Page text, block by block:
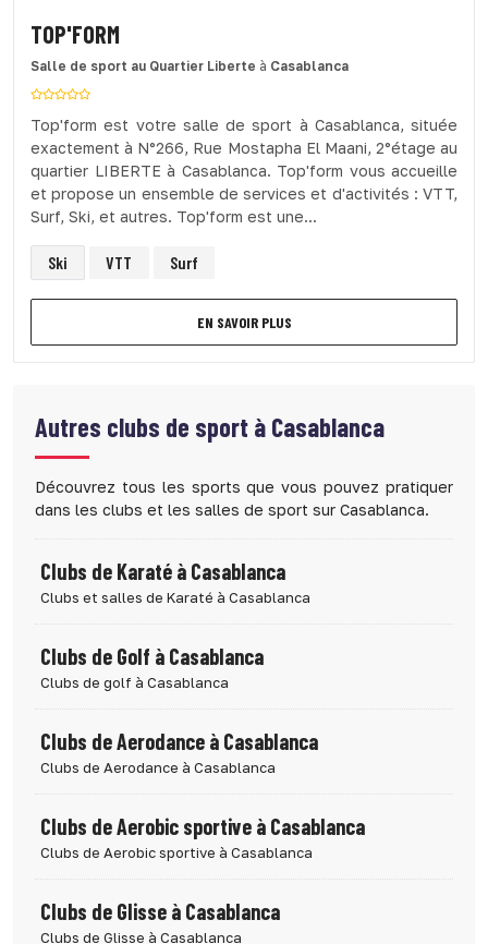
TOP'FORM
Salle de sport au Quartier Liberte à Casablanca
Top'form est votre salle de sport à Casablanca, située
exactement à N°266, Rue Mostapha El Maani, 2°étage au
quartier LIBERTE à Casablanca. Top'form vous accueille
et propose un ensemble de services et d'activités : VTT,
Surf, Ski, et autres. Top'form est une...
Ski VTT Surf
EN SAVOIR PLUS
Autres clubs de sport à Casablanca
Découvrez tous les sports que vous pouvez pratiquer
dans les clubs et les salles de sport sur Casablanca.
Clubs de Karaté à Casablanca
Clubs et salles de Karaté à Casablanca
Clubs de Golf à Casablanca
Clubs de golf à Casablanca
Clubs de Aerodance à Casablanca
Clubs de Aerodance à Casablanca
Clubs de Aerobic sportive à Casablanca
Clubs de Aerobic sportive à Casablanca
Clubs de Glisse à Casablanca
Clubs de Glisse à Casablanca